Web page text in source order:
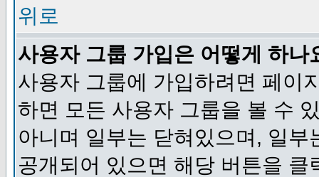
위로
사용자 그룹 가입은 어떻게 하나
사용자 그룹에 가입하려면 페이
하면 모든 사용자 그룹을 볼 수
아니며 일부는 닫혀있으며, 일
공개되어 있으면 해당 버튼을